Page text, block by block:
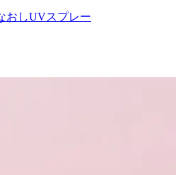
おしUVスプレー